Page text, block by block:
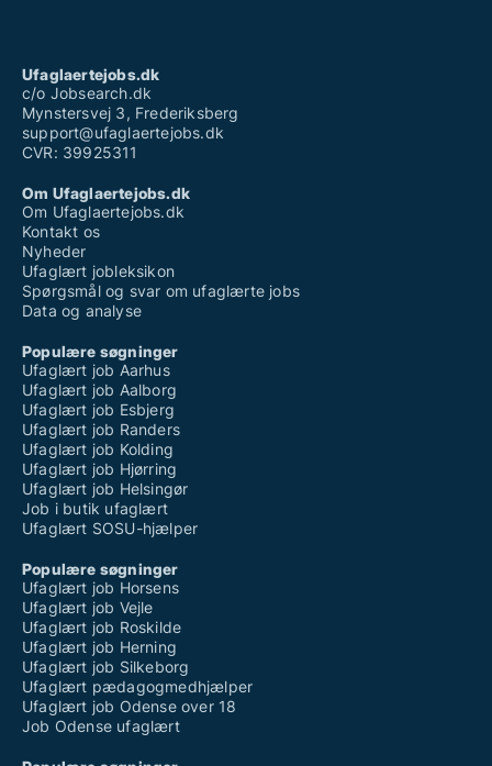
Ufaglært landbrugsmedhjælper løn
Ufaglært novo nordisk
Ufaglaertejobs.dk
c/o Jobsearch.dk
Mynstersvej 3, Frederiksberg
support@ufaglaertejobs.dk
CVR: 39925311
Om Ufaglaertejobs.dk
Om Ufaglaertejobs.dk
Kontakt os
Nyheder
Ufaglært jobleksikon
Spørgsmål og svar om ufaglærte jobs
Data og analyse
Populære søgninger
Ufaglært job Aarhus
Ufaglært job Aalborg
Ufaglært job Esbjerg
Ufaglært job Randers
Ufaglært job Kolding
Ufaglært job Hjørring
Ufaglært job Helsingør
Job i butik ufaglært
Ufaglært SOSU-hjælper
Populære søgninger
Ufaglært job Horsens
Ufaglært job Vejle
Ufaglært job Roskilde
Ufaglært job Herning
Ufaglært job Silkeborg
Ufaglært pædagogmedhjælper
Ufaglært job Odense over 18
Job Odense ufaglært